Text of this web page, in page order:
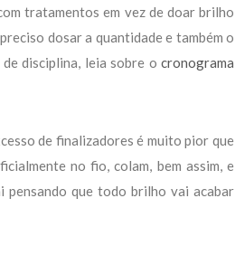
tratamentos em vez de doar brilho
dosar a quantidade e também o
disciplina, leia sobre o cronograma
de finalizadores é muito pior que
no fio, colam, bem assim, e
pensando que todo brilho vai acabar